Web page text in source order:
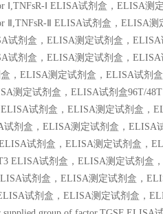
Ⅰ,TNFsR-Ⅰ ELISA试剂盒，ELISA
Ⅱ,TNFsR-Ⅱ ELISA试剂盒，ELISA
试剂盒，ELISA测定试剂盒，
试剂盒，ELISA测定试剂盒，
，ELISA测定试剂盒，ELISA试剂
测定试剂盒，ELISA试剂盒96T/48T
ELISA试剂盒，ELISA测定试剂盒，
试剂盒，ELISA测定试剂盒，ELISA
ELISA试剂盒，ELISA测定试剂盒，
ELISA试剂盒，ELISA测定试剂盒
试剂盒，ELISA测定试剂盒，
试剂盒，ELISA测定试剂盒，